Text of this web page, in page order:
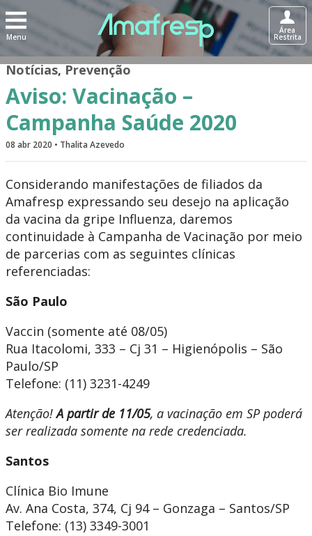
Menu
Área
Restrita
Notícias,Prevenção
Aviso: Vacinação –
Campanha Saúde 2020
08 abr 2020 • Thalita Azevedo
Considerando manifestações de filiados da
Amafresp expressando seu desejo na aplicação
da vacina da gripe Influenza, daremos
continuidade à Campanha de Vacinação por meio
de parcerias com as seguintes clínicas
referenciadas:
São Paulo
Vaccin (somente até 08/05)
Rua Itacolomi, 333 – Cj 31 – Higienópolis – São
Paulo/SP
Telefone: (11) 3231-4249
Atenção!A partir de 11/05, a vacinação em SP poderá
ser realizada somente na rede credenciada.
Santos
Clínica Bio Imune
Av. Ana Costa, 374, Cj 94 – Gonzaga – Santos/SP
Telefone: (13) 3349-3001